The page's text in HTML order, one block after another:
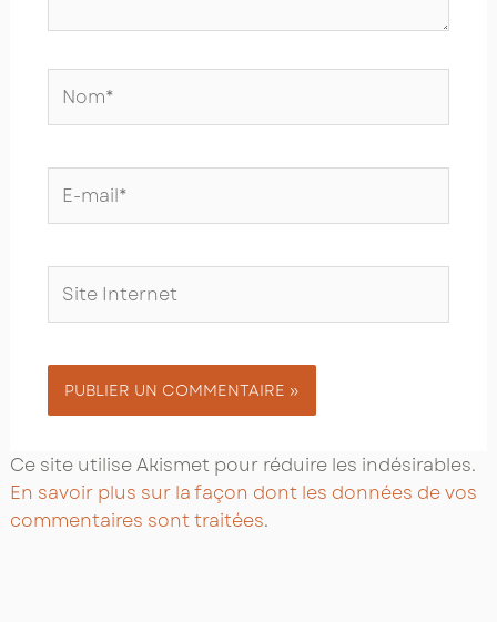
mail*
Internet
Ce site utilise Akismet pour réduire les indésirables.
En savoir plus sur la façon dont les données de vos
commentaires sont traitées.